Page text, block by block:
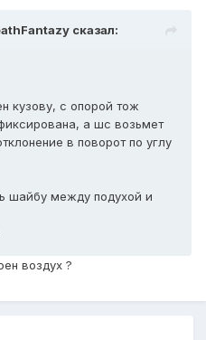
сказал:
кузову, с опорой тож
а шс возьмет
в поворот по углу
шайбу между подухой и
воздух ?